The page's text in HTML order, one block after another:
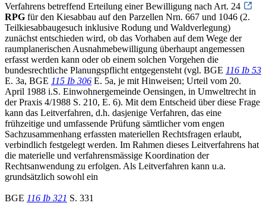
Verfahrens betreffend Erteilung einer Bewilligung nach Art. 24
RPG für den Kiesabbau auf den Parzellen Nrn. 667 und 1046 (2.
Teilkiesabbaugesuch inklusive Rodung und Waldverlegung)
zunächst entschieden wird, ob das Vorhaben auf dem Wege der
raumplanerischen Ausnahmebewilligung überhaupt angemessen
erfasst werden kann oder ob einem solchen Vorgehen die
bundesrechtliche Planungspflicht entgegensteht (vgl. BGE 116 Ib 53
E. 3a, BGE 115 Ib 306 E. 5a, je mit Hinweisen; Urteil vom 20.
April 1988 i.S. Einwohnergemeinde Oensingen, in Umweltrecht in
der Praxis 4/1988 S. 210, E. 6). Mit dem Entscheid über diese Frage
kann das Leitverfahren, d.h. dasjenige Verfahren, das eine
frühzeitige und umfassende Prüfung sämtlicher vom engen
Sachzusammenhang erfassten materiellen Rechtsfragen erlaubt,
verbindlich festgelegt werden. Im Rahmen dieses Leitverfahrens hat
die materielle und verfahrensmässige Koordination der
Rechtsanwendung zu erfolgen. Als Leitverfahren kann u.a.
grundsätzlich sowohl ein
BGE 116 Ib 321 S. 331